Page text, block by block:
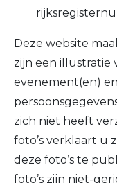
Deze website
zijn een illustratie
evenement(en)
zich niet heeft
foto’s verklaart u
deze foto’s te
foto’s zijn niet-